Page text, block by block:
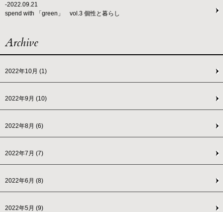
-2022.09.21
spend with 「green」 vol.3 個性と暮らし
Archive
2022年10月 (1)
2022年9月 (10)
2022年8月 (6)
2022年7月 (7)
2022年6月 (8)
2022年5月 (9)